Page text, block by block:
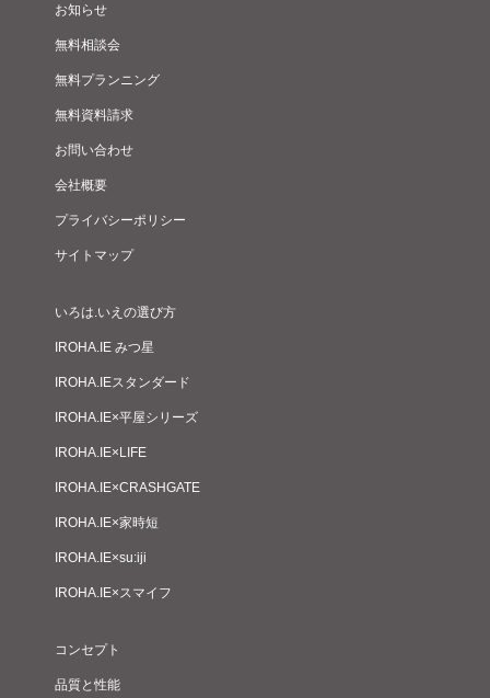
お知らせ
無料相談会
無料プランニング
無料資料請求
お問い合わせ
会社概要
プライバシーポリシー
サイトマップ
いろは.いえの選び方
IROHA.IE みつ星
IROHA.IEスタンダード
IROHA.IE×平屋シリーズ
IROHA.IE×LIFE
IROHA.IE×CRASHGATE
IROHA.IE×家時短
IROHA.IE×su:iji
IROHA.IE×スマイフ
コンセプト
品質と性能